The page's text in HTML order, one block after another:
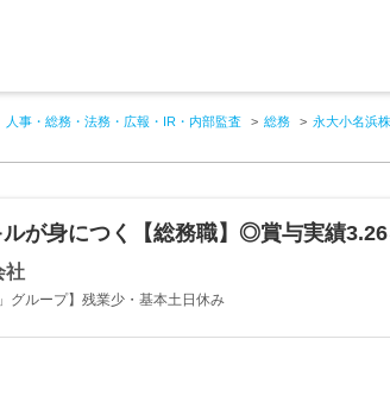
人事・総務・法務・広報・IR・内部監査 総務 永大小名浜
が身につく【総務職】◎賞与実績
社
グループ】残業少・基本土日休み